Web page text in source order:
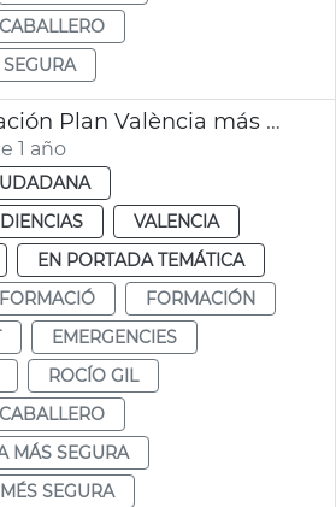
Arranca formación Plan València más Segura
1 año
VALENCIA
EN PORTADA TEMÁTICA
FORMACIÓ
FORMACIÓN
EMERGENCIES
ROCÍO GIL
MÁS SEGURA
SEGURA